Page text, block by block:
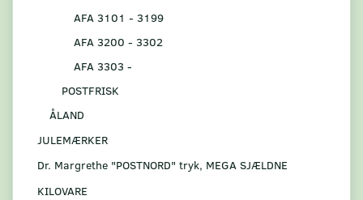
AFA 3101 - 3199
AFA 3200 - 3302
AFA 3303 -
POSTFRISK
ÅLAND
JULEMÆRKER
Dr. Margrethe "POSTNORD" tryk, MEGA SJÆLDNE
KILOVARE